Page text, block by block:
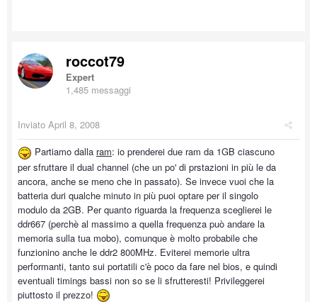
roccot79
Expert
1,485 messaggi
Inviato April 8, 2008
Partiamo dalla ram: io prenderei due ram da 1GB ciascuno
per sfruttare il dual channel (che un po' di prstazioni in più le da
ancora, anche se meno che in passato). Se invece vuoi che la
batteria duri qualche minuto in più puoi optare per il singolo
modulo da 2GB. Per quanto riguarda la frequenza sceglierei le
ddr667 (perchè al massimo a quella frequenza può andare la
memoria sulla tua mobo), comunque è molto probabile che
funzionino anche le ddr2 800MHz. Eviterei memorie ultra
performanti, tanto sui portatili c'è poco da fare nel bios, e quindi
eventuali timings bassi non so se li sfrutteresti! Privileggerei
piuttosto il prezzo!